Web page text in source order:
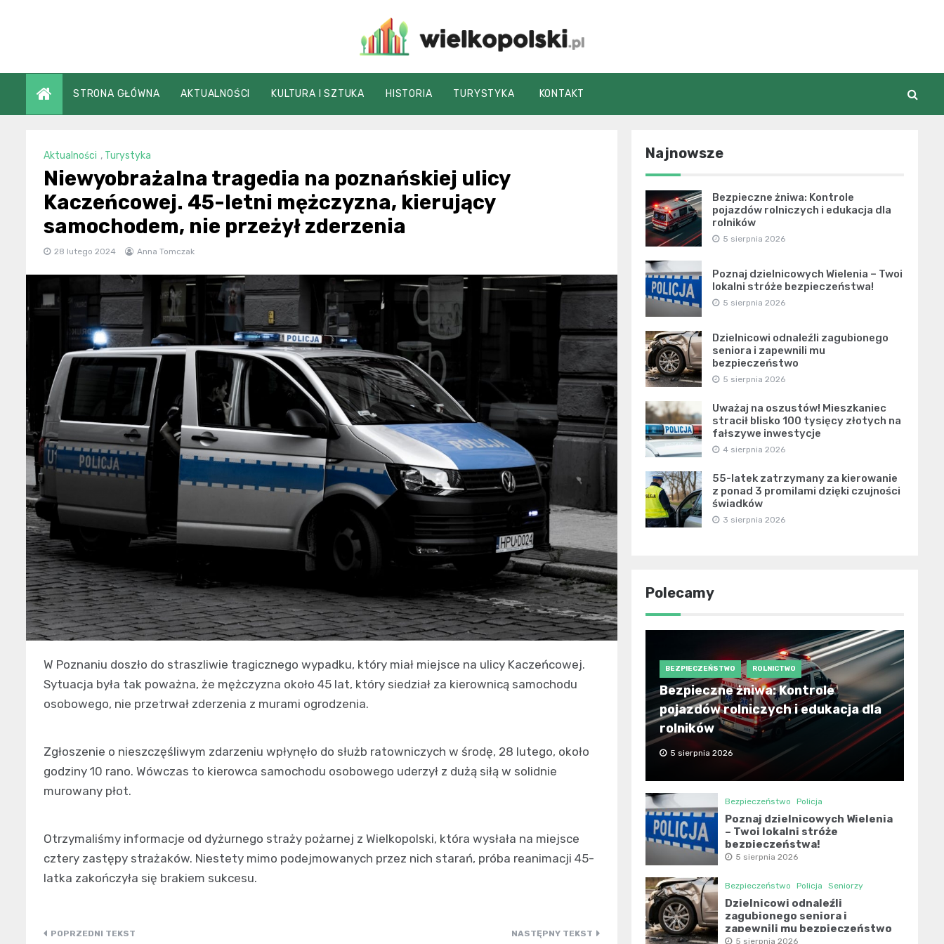
wielkopolski.pl
STRONA GŁÓWNA AKTUALNOŚCI KULTURA I SZTUKA HISTORIA TURYSTYKA KONTAKT
Aktualności , Turystyka
Niewyobrażalna tragedia na poznańskiej ulicy
Kaczeńcowej. 45-letni mężczyzna, kierujący
samochodem, nie przeżył zderzenia
28 lutego 2024 Anna Tomczak
W Poznaniu doszło do straszliwie tragicznego wypadku, który miał miejsce na ulicy Kaczeńcowej.
Sytuacja była tak poważna, że mężczyzna około 45 lat, który siedział za kierownicą samochodu
osobowego, nie przetrwał zderzenia z murami ogrodzenia.
Zgłoszenie o nieszczęśliwym zdarzeniu wpłynęło do służb ratowniczych w środę, 28 lutego, około
godziny 10 rano. Wówczas to kierowca samochodu osobowego uderzył z dużą siłą w solidnie
murowany płot.
Otrzymaliśmy informacje od dyżurnego straży pożarnej z Wielkopolski, która wysłała na miejsce
cztery zastępy strażaków. Niestety mimo podejmowanych przez nich starań, próba reanimacji 45-
latka zakończyła się brakiem sukcesu.
Nawigacja
Najnowsze
Bezpieczne żniwa: Kontrole
pojazdów rolniczych i edukacja dla
rolników
5 sierpnia 2026
Poznaj dzielnicowych Wielenia – Twoi
lokalni stróże bezpieczeństwa!
5 sierpnia 2026
Dzielnicowi odnaleźli zagubionego
seniora i zapewnili mu
bezpieczeństwo
5 sierpnia 2026
Uważaj na oszustów! Mieszkaniec
stracił blisko 100 tysięcy złotych na
fałszywe inwestycje
4 sierpnia 2026
55-latek zatrzymany za kierowanie
z ponad 3 promilami dzięki czujności
świadków
3 sierpnia 2026
Polecamy
BEZPIECZEŃSTWO ROLNICTWO
Bezpieczne żniwa: Kontrole
pojazdów rolniczych i edukacja dla
rolników
5 sierpnia 2026
Bezpieczeństwo Policja
Poznaj dzielnicowych Wielenia
– Twoi lokalni stróże
bezpieczeństwa!
5 sierpnia 2026
Bezpieczeństwo Policja Seniorzy
Dzielnicowi odnaleźli
zagubionego seniora i
zapewnili mu bezpieczeństwo
5 sierpnia 2026